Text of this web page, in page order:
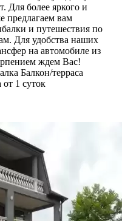
Для более яркого и
предлагаем вам
и путешествия по
Для удобства наших
на автомобиле из
ждем Вас!
Балкон/терраса
1 суток